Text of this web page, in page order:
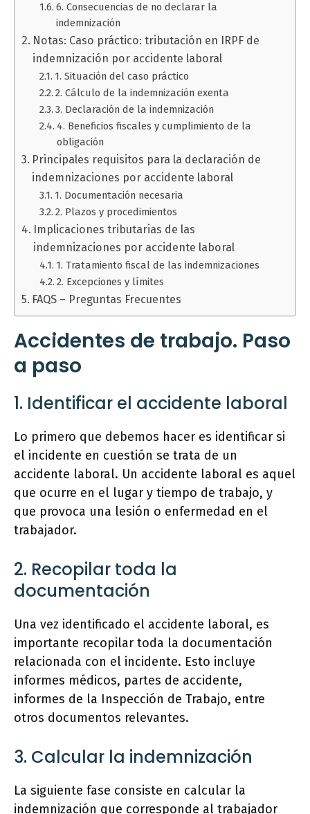
6. Consecuencias de no declarar la
indemnización
Notas: Caso práctico: tributación en IRPF de
indemnización por accidente laboral
1. Situación del caso práctico
2. Cálculo de la indemnización exenta
3. Declaración de la indemnización
4. Beneficios fiscales y cumplimiento de la
obligación
Principales requisitos para la declaración de
indemnizaciones por accidente laboral
1. Documentación necesaria
2. Plazos y procedimientos
Implicaciones tributarias de las
indemnizaciones por accidente laboral
1. Tratamiento fiscal de las indemnizaciones
2. Excepciones y límites
FAQS – Preguntas Frecuentes
Accidentes de trabajo. Paso
a paso
1. Identificar el accidente laboral
Lo primero que debemos hacer es identificar si
el incidente en cuestión se trata de un
accidente laboral. Un accidente laboral es aquel
que ocurre en el lugar y tiempo de trabajo, y
que provoca una lesión o enfermedad en el
trabajador.
2. Recopilar toda la
documentación
Una vez identificado el accidente laboral, es
importante recopilar toda la documentación
relacionada con el incidente. Esto incluye
informes médicos, partes de accidente,
informes de la Inspección de Trabajo, entre
otros documentos relevantes.
3. Calcular la indemnización
La siguiente fase consiste en calcular la
indemnización que corresponde al trabajador